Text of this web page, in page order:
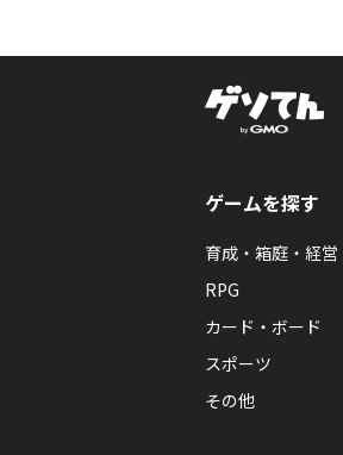
ゲームを探す
育成・箱庭・経営
RPG
カード・ボード
スポーツ
その他